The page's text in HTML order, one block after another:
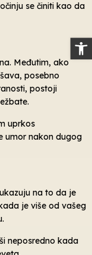
se činiti kao da
Međutim, ako
posebno
postoji
uprkos
umor nakon dugog
na to da je
je više od vašeg
neposredno kada